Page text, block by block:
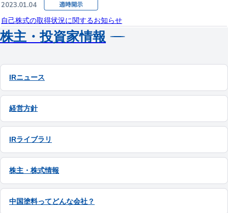
2023.01.04
自己株式の取得状況に関するお知らせ
株主・投資家情報
IRニュース
経営方針
IRライブラリ
株主・株式情報
中国塗料ってどんな会社？